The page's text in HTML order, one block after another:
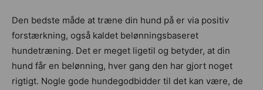
Den bedste måde at træne din hund på er via positiv
forstærkning, også kaldet belønningsbaseret
hundetræning. Det er meget ligetil og betyder, at din
hund får en belønning, hver gang den har gjort noget
rigtigt. Nogle gode hundegodbidder til det kan være, de